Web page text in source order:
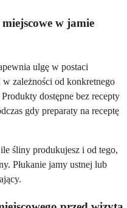
miejscowe w jamie
ulgę w postaci
zależności od konkretnego
dostępne bez recepty
gdy preparaty na receptę
śliny produkujesz i od tego,
Płukanie jamy ustnej lub